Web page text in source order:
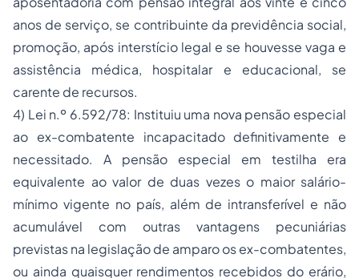
anos de serviço, se contribuinte da previdência social,
promoção, após interstício legal e se houvesse vaga e
assistência médica, hospitalar e educacional, se
carente de recursos.
4) Lei n.º 6.592/78: Instituiu uma nova pensão especial
ao ex-combatente incapacitado definitivamente e
necessitado. A pensão especial em testilha era
equivalente ao valor de duas vezes o maior salário-
mínimo vigente no país, além de intransferível e não
acumulável com outras vantagens pecuniárias
previstas na legislação de amparo os ex-combatentes,
ou ainda quaisquer rendimentos recebidos do erário,